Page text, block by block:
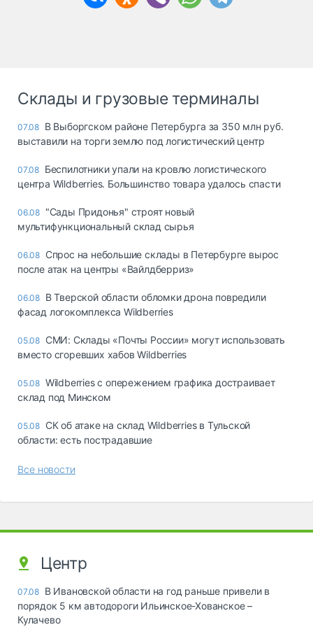
Склады и грузовые терминалы
07.08 В Выборгском районе Петербурга за 350 млн руб.
выставили на торги землю под логистический центр
07.08 Беспилотники упали на кровлю логистического
центра Wildberries. Большинство товара удалось спасти
06.08 "Сады Придонья" строят новый
мультифункциональный склад сырья
06.08 Спрос на небольшие склады в Петербурге вырос
после атак на центры «Вайлдберриз»
06.08 В Тверской области обломки дрона повредили
фасад логокомплекса Wildberries
05.08 СМИ: Склады «Почты России» могут использовать
вместо сгоревших хабов Wildberries
05.08 Wildberries с опережением графика достраивает
склад под Минском
05.08 СК об атаке на склад Wildberries в Тульской
области: есть пострадавшие
Все новости
Центр
07.08 В Ивановской области на год раньше привели в
порядок 5 км автодороги Ильинское-Хованское –
Кулачево